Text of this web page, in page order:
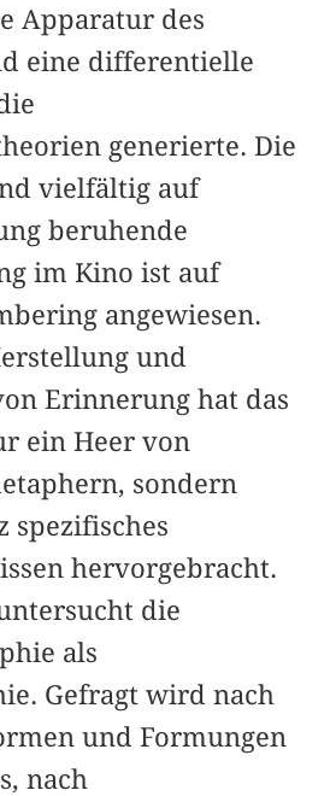
Apparatur des
eine differentielle
generierte. Die
vielfältig auf
beruhende
im Kino ist auf
angewiesen.
und
Erinnerung hat das
ein Heer von
sondern
spezifisches
hervorgebracht.
die
als
Gefragt wird nach
und Formungen
nach